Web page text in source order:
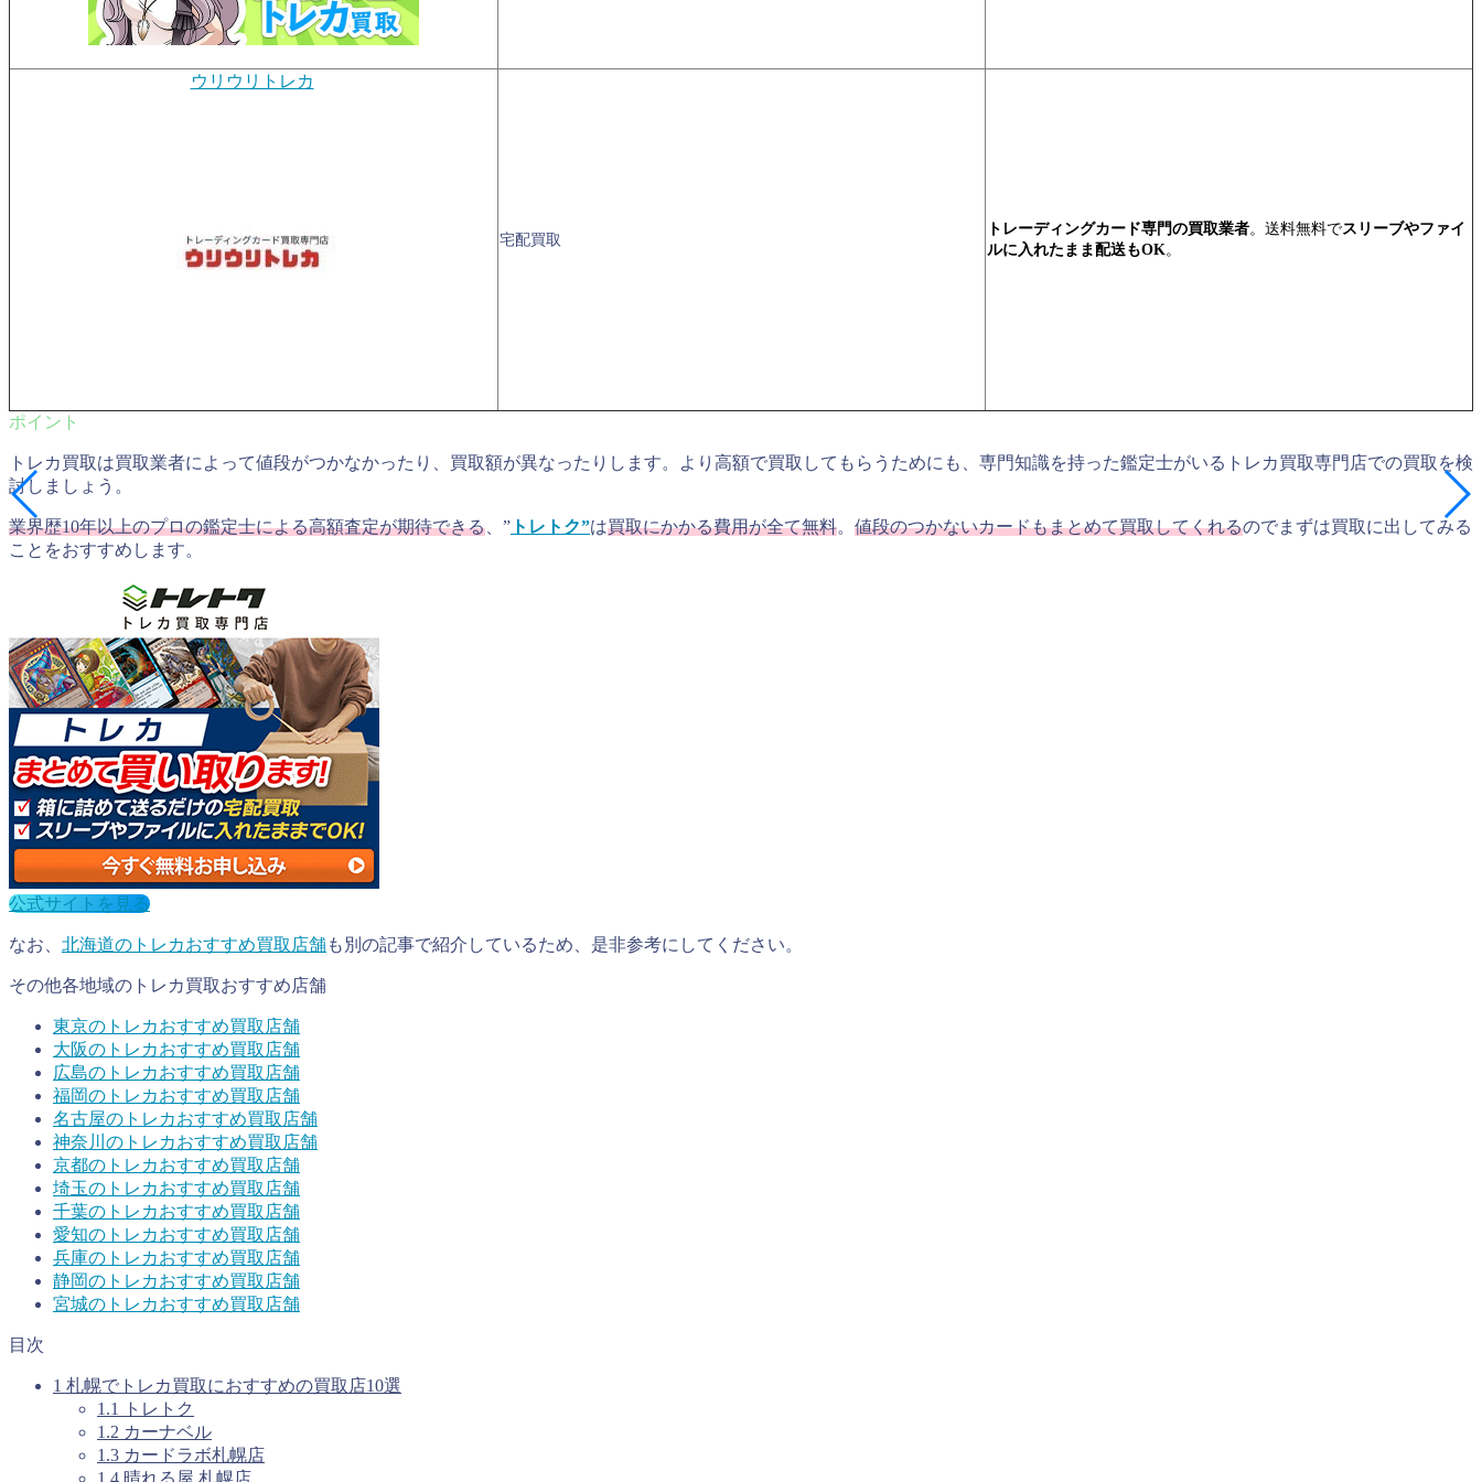
ウリウリトレカ
宅配買取
トレーディングカード専門の買取業者。送料無料でスリーブやファイ
ルに入れたまま配送もOK。
トレカ買取は買取業者によって値段がつかなかったり、買取額が異なったりします。より高額で買取してもらうためにも、専門知識を持った鑑定士がいるトレカ買取専門店での買取を検
討しましょう。
業界歴10年以上のプロの鑑定士による高額査定が期待できる、” トレトク”は買取にかかる費用が全て無料。 値段のつかないカードもまとめて買取してくれるのでまずは買取に出してみる
ことをおすすめします。
公式サイトを見る
なお、 北海道のトレカおすすめ買取店舗も別の記事で紹介しているため、是非参考にしてください。
その他各地域のトレカ買取おすすめ店舗
東京のトレカおすすめ買取店舗
大阪のトレカおすすめ買取店舗
広島のトレカおすすめ買取店舗
福岡のトレカおすすめ買取店舗
名古屋のトレカおすすめ買取店舗
神奈川のトレカおすすめ買取店舗
京都のトレカおすすめ買取店舗
埼玉のトレカおすすめ買取店舗
千葉のトレカおすすめ買取店舗
愛知のトレカおすすめ買取店舗
兵庫のトレカおすすめ買取店舗
静岡のトレカおすすめ買取店舗
宮城のトレカおすすめ買取店舗
目次
1 札幌でトレカ買取におすすめの買取店10選
1.1 トレトク
1.2 カーナベル
1.3 カードラボ札幌店